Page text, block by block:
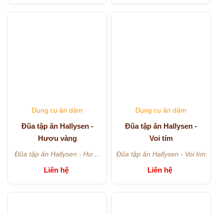
Dụng cụ ăn dặm
Đũa tập ăn Hallysen -
Hươu vàng
Đũa tập ăn Hallysen - Hươu
vàng
Liên hệ
Dụng cụ ăn dặm
Đũa tập ăn Hallysen -
Voi tím
Đũa tập ăn Hallysen - Voi tím
Liên hệ